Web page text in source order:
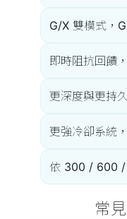
G/X 雙模式，
即時阻抗回饋
更深度與更持
更強冷卻系統
依 300 / 600 /
常